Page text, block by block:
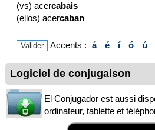
(vs) acercabais
(ellos) acercaban
Accents : á é í ó ú
Logiciel de conjugaison
El Conjugador est aussi
ordinateur, tablette et